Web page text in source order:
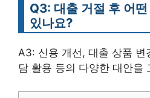
Q3: 대출 거절 후 어
있나요?
A3: 신용 개선, 대출 상품 변
담 활용 등의 다양한 대안을